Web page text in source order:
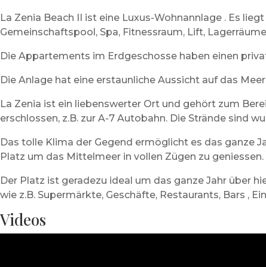
La Zenia Beach II ist eine Luxus-Wohnannlage . Es
Gemeinschaftspool, Spa, Fitnessraum, Lift,
Die Appartements im Erdgeschosse haben einen
Die Anlage hat eine erstaunliche Aussicht auf das
La Zenia ist ein liebenswerter Ort und gehört zum
erschlossen, z.B. zur A-7 Autobahn. Die Strände sind
Das tolle Klima der Gegend ermöglicht es das ganze
Platz um das Mittelmeer in vollen Zügen zu geniessen.
Der Platz ist geradezu ideal um das ganze Jahr über
wie z.B. Supermärkte, Geschäfte, Restaurants, Bars ,
Videos